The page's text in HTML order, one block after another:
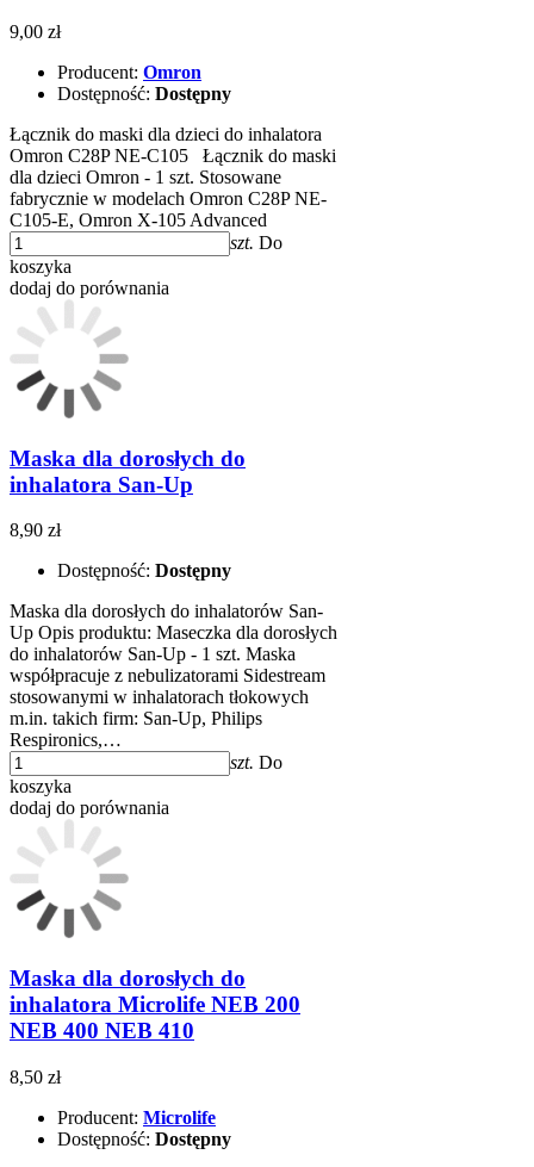
9,00 zł
Producent: Omron
Dostępność: Dostępny
Łącznik do maski dla dzieci do inhalatora
Omron C28P NE-C105 Łącznik do maski
dla dzieci Omron - 1 szt. Stosowane
fabrycznie w modelach Omron C28P NE-
C105-E, Omron X-105 Advanced
szt. Do
koszyka
dodaj do porównania
Maska dla dorosłych do
inhalatora San-Up
8,90 zł
Dostępność: Dostępny
Maska dla dorosłych do inhalatorów San-
Up Opis produktu: Maseczka dla dorosłych
do inhalatorów San-Up - 1 szt. Maska
współpracuje z nebulizatorami Sidestream
stosowanymi w inhalatorach tłokowych
m.in. takich firm: San-Up, Philips
Respironics,…
szt. Do
koszyka
dodaj do porównania
Maska dla dorosłych do
inhalatora Microlife NEB 200
NEB 400 NEB 410
8,50 zł
Producent: Microlife
Dostępność: Dostępny